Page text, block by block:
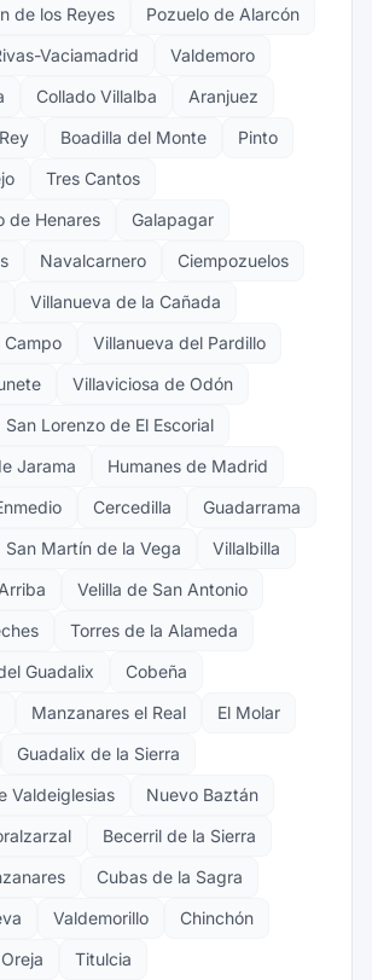
de los Reyes
Pozuelo de Alarcón
Vaciamadrid
Valdemoro
Collado Villalba
Aranjuez
Boadilla del Monte
Pinto
Tres Cantos
de Henares
Galapagar
Navalcarnero
Ciempozuelos
Villanueva de la Cañada
Campo
Villanueva del Pardillo
Villaviciosa de Odón
San Lorenzo de El Escorial
Jarama
Humanes de Madrid
Cercedilla
Guadarrama
San Martín de la Vega
Villalbilla
Velilla de San Antonio
Torres de la Alameda
Guadalix
Cobeña
Manzanares el Real
El Molar
Guadalix de la Sierra
Valdeiglesias
Nuevo Baztán
Becerril de la Sierra
Cubas de la Sagra
Valdemorillo
Chinchón
Titulcia